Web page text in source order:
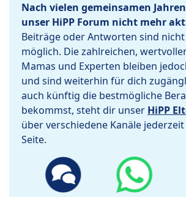
Nach vielen gemeinsamen
unser HiPP Forum nicht mehr
Beiträge oder Antworten sind
möglich. Die zahlreichen,
Mamas und Experten bleiben
und sind weiterhin für dich
auch künftig die bestmögliche
bekommst, steht dir unser HiPP
über verschiedene Kanäle
Seite.